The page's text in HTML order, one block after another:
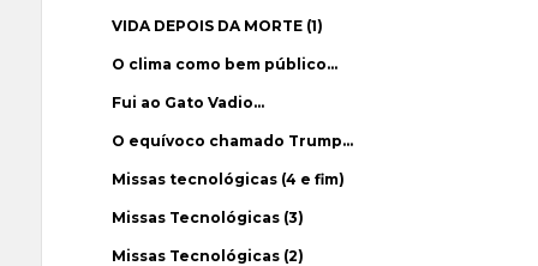
VIDA DEPOIS DA MORTE (1)
O clima como bem público…
Fui ao Gato Vadio…
O equívoco chamado Trump…
Missas tecnológicas (4 e fim)
Missas Tecnológicas (3)
Missas Tecnológicas (2)